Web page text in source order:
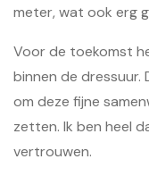
meter, wat ook erg
Voor de toekomst
binnen de dressuur.
om deze fijne
zetten. Ik ben heel
vertrouwen.